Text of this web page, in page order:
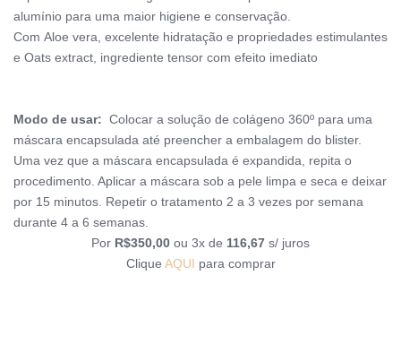
alumínio para uma maior higiene e conservação.
Com Aloe vera, excelente hidratação e propriedades estimulantes
e Oats extract, ingrediente tensor com efeito imediato
Modo de usar: Colocar a solução de colágeno 360º para uma
máscara encapsulada até preencher a embalagem do blister.
Uma vez que a máscara encapsulada é expandida, repita o
procedimento. Aplicar a máscara sob a pele limpa e seca e deixar
por 15 minutos. Repetir o tratamento 2 a 3 vezes por semana
durante 4 a 6 semanas.
Por R$350,00 ou 3x de 116,67 s/ juros
Clique AQUI para comprar